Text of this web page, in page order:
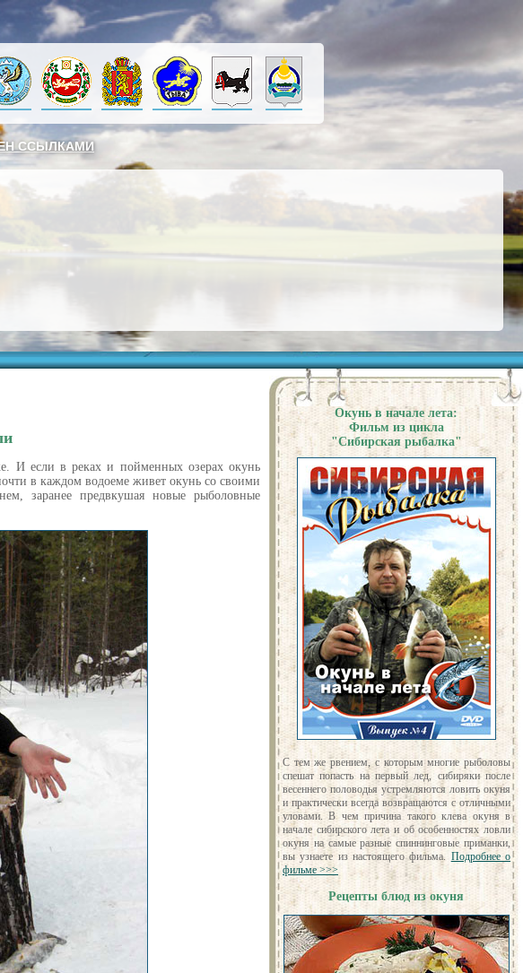
ССЫЛКАМИ
И если в реках и пойменных озерах окунь
в каждом водоеме живет окунь со своими
заранее предвкушая новые рыболовные
Окунь в начале лета:
Фильм из цикла
"Сибирская рыбалка"
С тем же рвением, с которым многие рыболовы
спешат попасть на первый лед, сибиряки после
весеннего половодья устремляются ловить окуня
и практически всегда возвращаются с отличными
уловами. В чем причина такого клева окуня в
начале сибирского лета и об особенностях ловли
окуня на самые разные спиннинговые приманки,
вы узнаете из настоящего фильма. Подробнее о
фильме >>>
Рецепты блюд из окуня